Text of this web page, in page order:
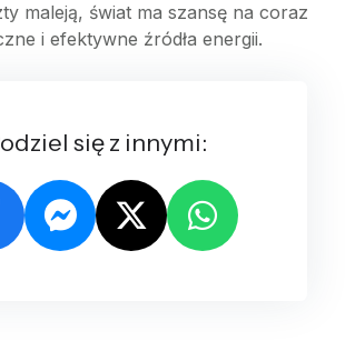
maleją, świat ma szansę na coraz
i efektywne źródła energii.
się z innymi: